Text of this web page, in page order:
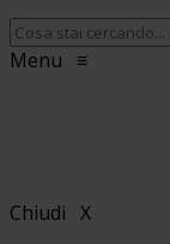
Menu ≡
Chiudi X